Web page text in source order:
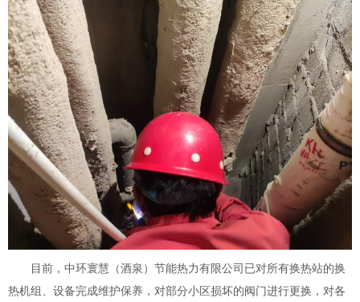
目前，中环寰慧（酒泉）节能热力有限公司已对所有换热站的换
热机组、设备完成维护保养，对部分小区损坏的阀门进行更换，对各